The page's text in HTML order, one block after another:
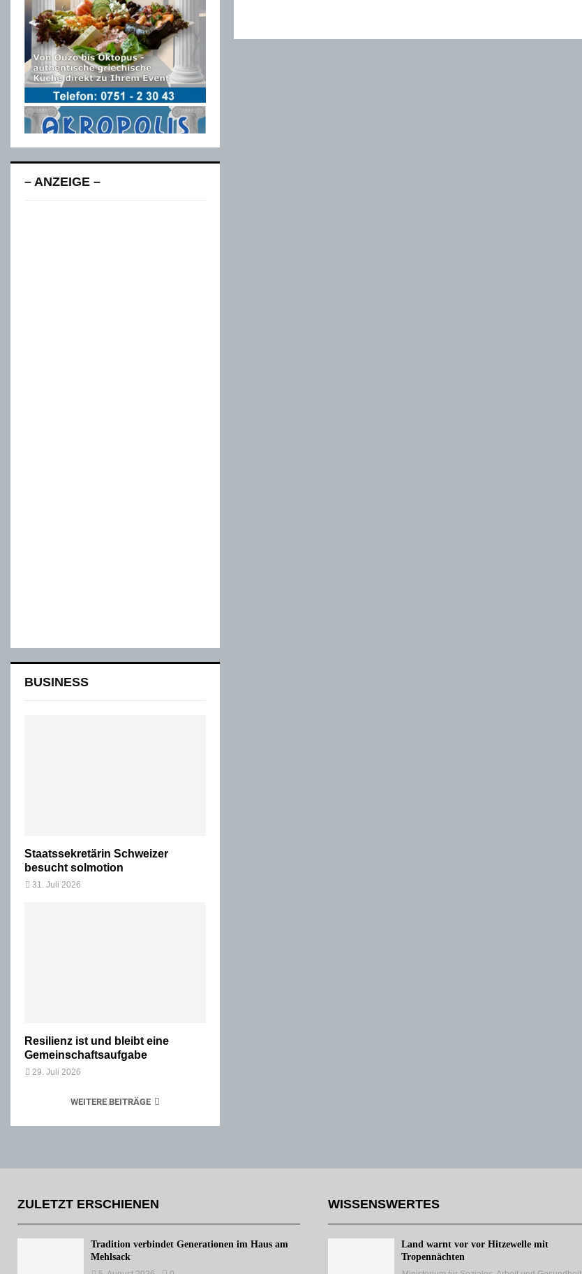
– ANZEIGE –
BUSINESS
Staatssekretärin Schweizer
besucht solmotion
31. Juli 2026
Resilienz ist und bleibt eine
Gemeinschaftsaufgabe
29. Juli 2026
WEITERE BEITRÄGE
ZULETZT ERSCHIENEN
Tradition verbindet Generationen im Haus am
Mehlsack
WISSENSWERTES
Land warnt vor vor Hitzewelle mit
Tropennächten